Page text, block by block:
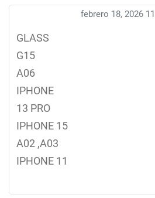
febrero 18, 2026
GLASS
G15
A06
IPHONE
13 PRO
IPHONE 15
A02 ,A03
IPHONE 11